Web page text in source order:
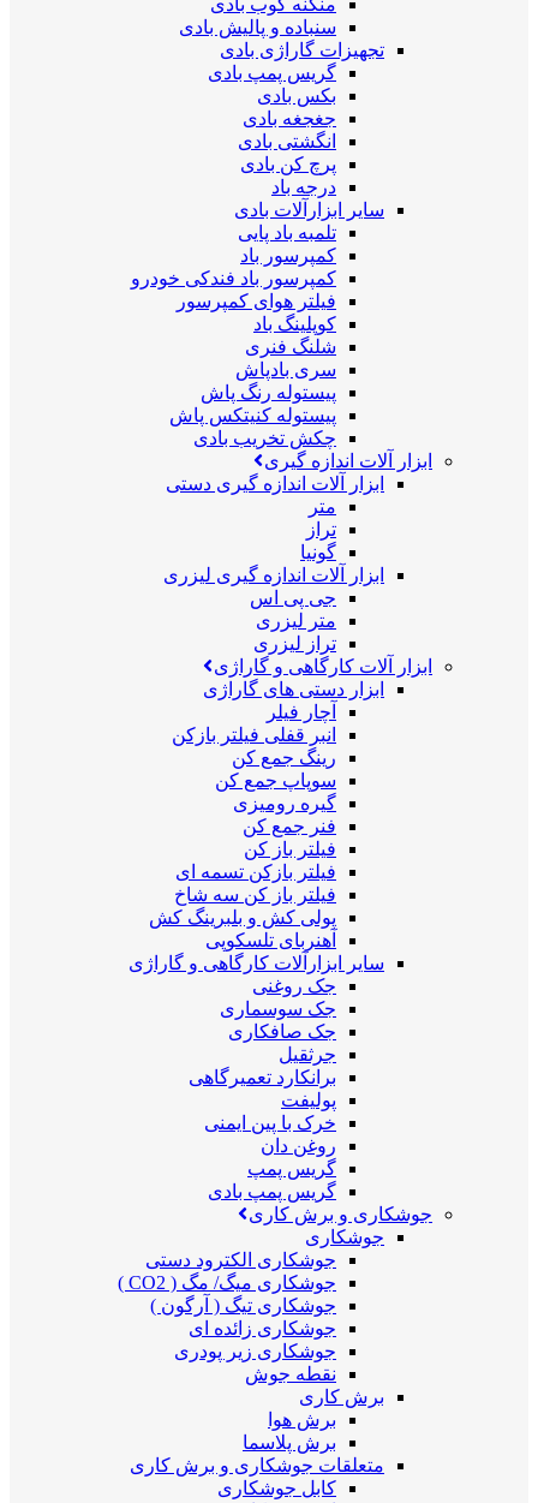
منگنه کوب بادی
سنباده و پالیش بادی
تجهیزات گاراژی بادی
گریس پمپ بادی
بکس بادی
جغجغه بادی
انگشتی بادی
پرچ کن بادی
درجه باد
سایر ابزارآلات بادی
تلمبه باد پایی
کمپرسور باد
کمپرسور باد فندکی خودرو
فیلتر هوای کمپرسور
کوپلینگ باد
شلنگ فنری
سری بادپاش
پیستوله رنگ پاش
پیستوله کنیتکس پاش
چکش تخریب بادی
ابزار آلات اندازه گیری
ابزار آلات اندازه گیری دستی
متر
تراز
گونیا
ابزار آلات اندازه گیری لیزری
جی پی اس
متر لیزری
تراز لیزری
ابزار آلات کارگاهی و گاراژی
ابزار دستی های گاراژی
آچار فیلر
انبر قفلی فیلتر بازکن
رینگ جمع کن
سوپاپ جمع کن
گیره رومیزی
فنر جمع کن
فیلتر باز کن
فیلتر بازکن تسمه ای
فیلتر باز کن سه شاخ
پولی کش و بلبرینگ کش
آهنربای تلسکوپی
سایر ابزارآلات کارگاهی و گاراژی
جک روغنی
جک سوسماری
جک صافکاری
جرثقیل
برانکارد تعمیرگاهی
پولیفت
خرک با پین ایمنی
روغن دان
گریس پمپ
گریس پمپ بادی
جوشکاری و برش کاری
جوشکاری
جوشکاری الکترود دستی
جوشکاری میگ/ مگ ( CO2 )
جوشکاری تیگ ( آرگون )
جوشکاری زائده ای
جوشکاری زیر پودری
نقطه جوش
برش کاری
برش هوا
برش پلاسما
متعلقات جوشکاری و برش کاری
کابل جوشکاری